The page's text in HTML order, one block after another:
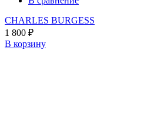
CHARLES BURGESS
1 800 ₽
В корзину